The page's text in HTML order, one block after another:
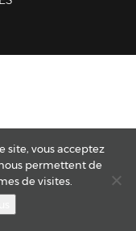
site, vous acceptez
permettent de
de visites.